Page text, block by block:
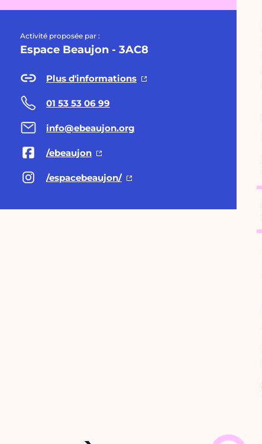
Activité proposée par :
Espace Beaujon - 3AC8
Plus d'informations
01 53 53 06 99
info@ebeaujon.org
/ebeaujon
/espacebeaujon/